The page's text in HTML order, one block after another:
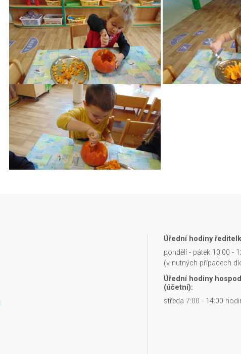
Úřední hodiny
pondělí - pátek 10:00 -
(v nutných případech
Úřední hodiny
(účetní):
středa 7:00 - 14:00